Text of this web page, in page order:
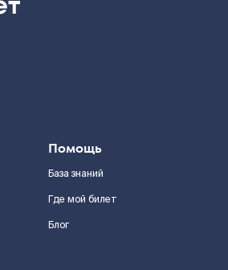
Помощь
База знаний
Где мой билет
Блог